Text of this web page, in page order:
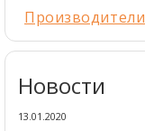
Производители
Новости
13.01.2020